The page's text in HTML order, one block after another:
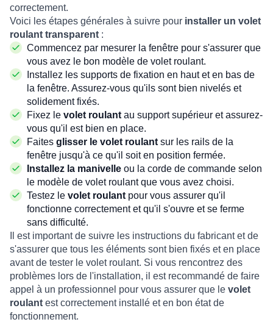
correctement.
Voici les étapes générales à suivre pour installer un volet
roulant transparent :
Commencez par mesurer la fenêtre pour s'assurer que
vous avez le bon modèle de volet roulant.
Installez les supports de fixation en haut et en bas de
la fenêtre. Assurez-vous qu'ils sont bien nivelés et
solidement fixés.
Fixez le volet roulant au support supérieur et assurez-
vous qu'il est bien en place.
Faites glisser le volet roulant sur les rails de la
fenêtre jusqu'à ce qu'il soit en position fermée.
Installez la manivelle ou la corde de commande selon
le modèle de volet roulant que vous avez choisi.
Testez le volet roulant pour vous assurer qu'il
fonctionne correctement et qu'il s'ouvre et se ferme
sans difficulté.
Il est important de suivre les instructions du fabricant et de
s'assurer que tous les éléments sont bien fixés et en place
avant de tester le volet roulant. Si vous rencontrez des
problèmes lors de l'installation, il est recommandé de faire
appel à un professionnel pour vous assurer que le volet
roulant est correctement installé et en bon état de
fonctionnement.